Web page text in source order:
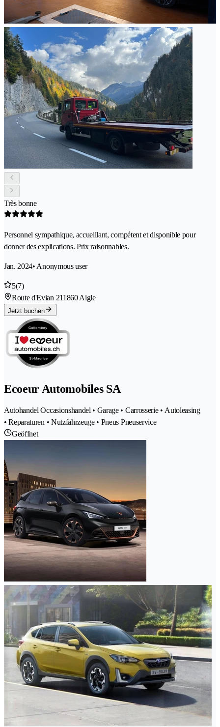
Très bonne
Personnel sympathique, accueillant, compétent et disponible pour
donner des explications. Prix raisonnables.
Jan. 2024• Anonymous user
5(7)
Route d'Evian 211860 Aigle
Jetzt buchen
Ecoeur Automobiles SA
Autohandel Occasionshandel • Garage • Carrosserie • Autoleasing
• Reparaturen • Nutzfahrzeuge • Pneus Pneuservice
Geöffnet